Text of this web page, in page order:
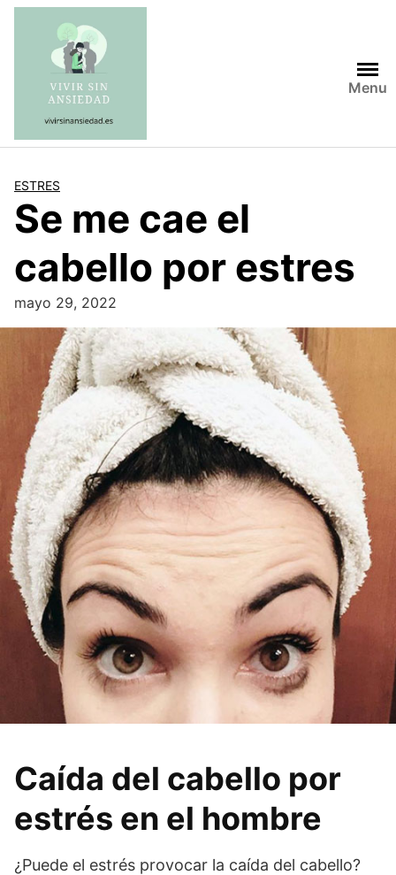
Saltar
contenido
Menu
ESTRES
Se me cae el
cabello por estres
mayo 29, 2022
Caída del cabello por
estrés en el hombre
¿Puede el estrés provocar la caída del cabello?